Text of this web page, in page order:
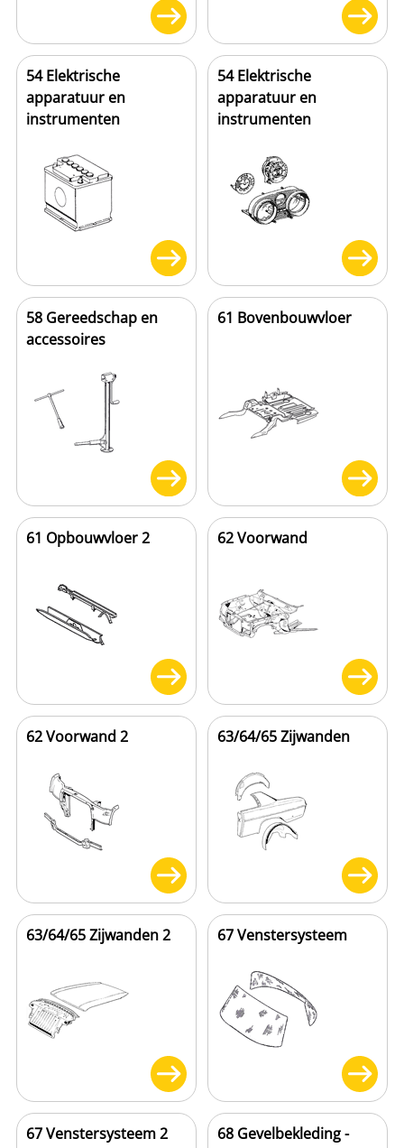
54 Elektrische
apparatuur en
instrumenten
54 Elektrische
apparatuur en
instrumenten
58 Gereedschap en
accessoires
61 Bovenbouwvloer
61 Opbouwvloer 2 62 Voorwand
62 Voorwand 2 63/64/65 Zijwanden
63/64/65 Zijwanden 2 67 Venstersysteem
67 Venstersysteem 2
68 Gevelbekleding -